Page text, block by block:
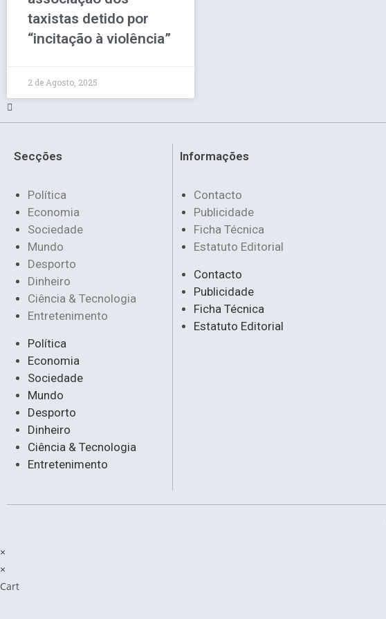
taxistas detido por
“incitação à violência”
2 de Agosto, 2025
Secções
Política
Economia
Sociedade
Mundo
Desporto
Dinheiro
Ciência & Tecnologia
Entretenimento
Política
Economia
Sociedade
Mundo
Desporto
Dinheiro
Ciência & Tecnologia
Entretenimento
Informações
Contacto
Publicidade
Ficha Técnica
Estatuto Editorial
Contacto
Publicidade
Ficha Técnica
Estatuto Editorial
×
×
Cart